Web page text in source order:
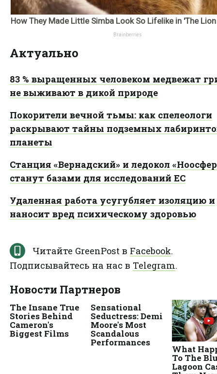
Актуально
83 % выращенных человеком медвежат
не выживают в дикой природе
Покорители вечной тьмы: как спелеологи
раскрывают тайны подземных
планеты
Станция «Вернадский» и ледокол
станут базами для исследований ЕС
Удаленная работа усугубляет изоляцию и
наносит вред психическому здоровью
Читайте GreenPost в Facebook.
Подписывайтесь на нас в Telegram.